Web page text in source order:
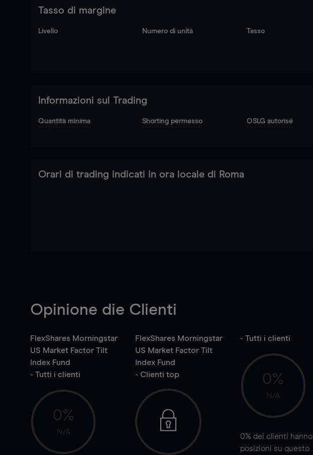
Tasso di margine
Livello Numero di unità Tasso
Informazioni sul Trading
Quantità minima Shorting permesso OSLG autorisé
Orari di trading indicati in ora locale di Roma
Opinione die Clienti
FlexShares Morningstar
US Market Factor Tilt
Index Fund
- Tutti i clienti
0%
N/A
FlexShares Morningstar
US Market Factor Tilt
Index Fund
- Clienti top
- Tutti i clienti
0%
N/A
0% dei clienti hanno
posizioni su questo